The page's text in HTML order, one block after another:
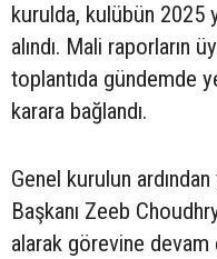
kurulda, kulübün 2025
alındı. Mali raporların
toplantıda gündemde
karara bağlandı.
Genel kurulun
Başkanı Zeeb
alarak görevine devam